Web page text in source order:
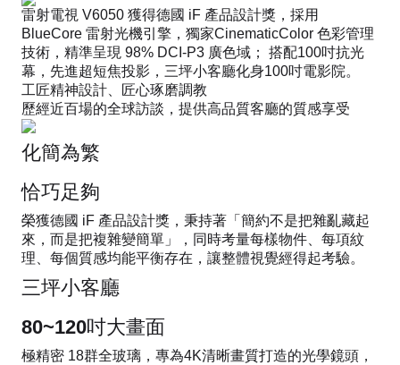
雷射電視 V6050 獲得德國 iF 產品設計獎，採用
BlueCore 雷射光機引擎，獨家CinematicColor 色彩管理
技術，精準呈現 98% DCI-P3 廣色域； 搭配100吋抗光
幕，先進超短焦投影，三坪小客廳化身100吋電影院。
工匠精神設計、匠心琢磨調教
歷經近百場的全球訪談，提供高品質客廳的質感享受
化簡為繁
恰巧足夠
榮獲德國 iF 產品設計獎，秉持著「簡約不是把雜亂藏起
來，而是把複雜變簡單」，同時考量每樣物件、每項紋
理、每個質感均能平衡存在，讓整體視覺經得起考驗。
三坪小客廳
80~120吋大畫面
極精密 18群全玻璃，專為4K清晰畫質打造的光學鏡頭，